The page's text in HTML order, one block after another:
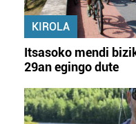
erabiltzeko baimen
irakurri
KIROLA
Itsasoko mendi
29an egingo dute